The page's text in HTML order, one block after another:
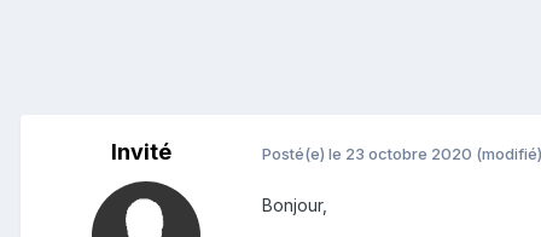
Invité Posté(e) le 23 octobre 2020 (modifié)
Bonjour,